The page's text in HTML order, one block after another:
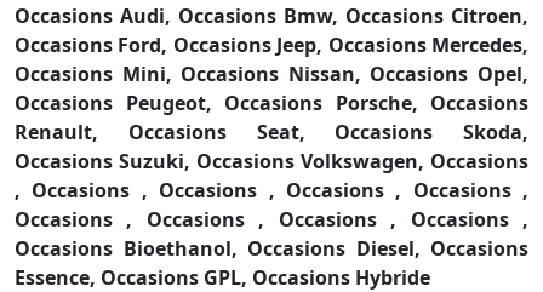
Occasions Audi, Occasions Bmw, Occasions Citroen,
Occasions Ford, Occasions Jeep, Occasions Mercedes,
Occasions Mini, Occasions Nissan, Occasions Opel,
Occasions Peugeot, Occasions Porsche, Occasions
Renault, Occasions Seat, Occasions Skoda,
Occasions Suzuki, Occasions Volkswagen, Occasions
, Occasions , Occasions , Occasions , Occasions ,
Occasions , Occasions , Occasions , Occasions ,
Occasions Bioethanol, Occasions Diesel, Occasions
Essence, Occasions GPL, Occasions Hybride